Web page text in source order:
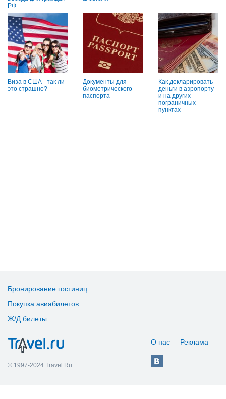
РФ
Виза в США - так ли
это страшно?
Документы для
биометрического
паспорта
Как декларировать
деньги в аэропорту
и на других
пограничных
пунктах
Бронирование гостиниц
Покупка авиабилетов
Ж/Д билеты
© 1997-2024 Travel.Ru
О нас Реклама